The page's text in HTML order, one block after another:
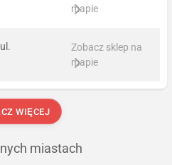
mapie
Zobacz sklep na
mapie
WIĘCEJ
miastach